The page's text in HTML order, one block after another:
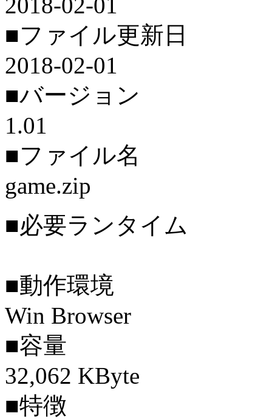
■ファイル更新日
2018-02-01
■バージョン
1.01
■ファイル名
game.zip
■必要ランタイム
■動作環境
Win Browser
■容量
32,062 KByte
■特徴